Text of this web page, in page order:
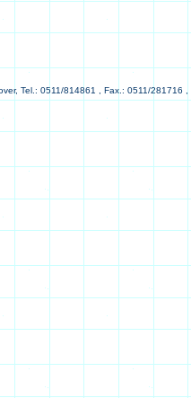
Tel.: 0511/814861 , Fax.: 0511/281716